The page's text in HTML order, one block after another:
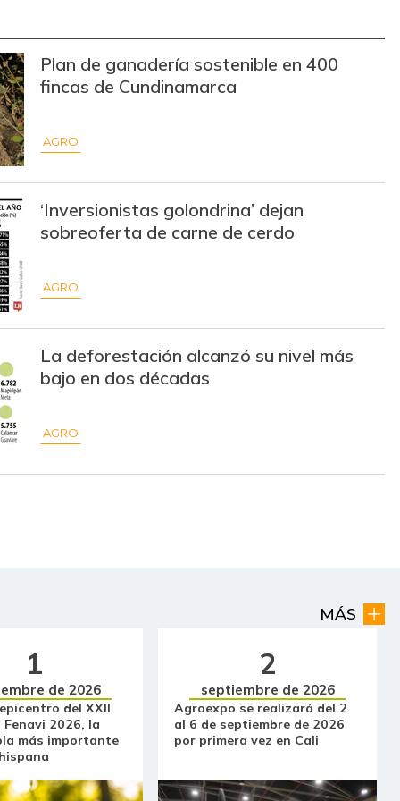
$ 30.000,00 - -
$ 2.557,00 -$ 261,00 -9,26%
$ 3.148,00
$ 10.700,00 -
$ 747,00 -$ 46,00
$ 2.900,00
$ 2.375,00
$ 25.000,00
$ 9.286,00 +$ 179,00 +1,97%
$ 4.250,00 -$ 750,00
$ 3.854,00 +$ 573,00 +17,46%
Plan de ganadería sostenible en 400
fincas de Cundinamarca
AGRO
‘Inversionistas golondrina’ dejan
sobreoferta de carne de cerdo
AGRO
La deforestación alcanzó su nivel más
bajo en dos décadas
AGRO
MÁS
1
de 2026
del XXII
Fenavi 2026, la
más importante
2
septiembre de 2026
Agroexpo se realizará del 2
al 6 de septiembre de 2026
por primera vez en Cali